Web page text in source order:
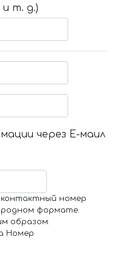
т. д.)
через Е-маил
номер
формате.
образом:
Номер